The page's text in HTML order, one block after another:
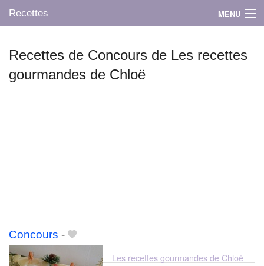
Recettes MENU
Mes blogs préférés
Recettes de Concours de Les recettes
gourmandes de Chloë
Concours -
Les recettes gourmandes de Chloë